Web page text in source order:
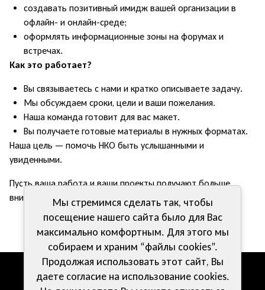
Мы стремимся сделать так, чтобы
посещение нашего сайта было для Вас
максимально комфортным. Для этого мы
собираем и храним “файлы cookies”.
Продолжая использовать этот сайт, Вы
даете согласие на использование cookies.
создавать позитивный имидж вашей организации в
офлайн- и онлайн-среде;
оформлять информационные зоны на форумах и
встречах.
Как это работает?
Вы связываетесь с нами и кратко описываете задачу.
Мы обсуждаем сроки, цели и ваши пожелания.
Наша команда готовит для вас макет.
Вы получаете готовые материалы в нужных форматах.
Наша цель — помочь НКО быть услышанными и
увиденными.
Пусть ваша работа и ваши проекты получают больше
внимания и поддержки.